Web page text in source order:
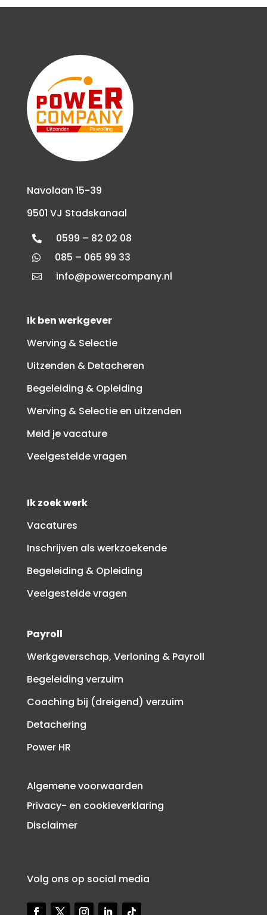
Navolaan 15-39
9501 VJ Stadskanaal
 0599 – 82 02 08
 085 – 065 99 33
 info@powercompany.nl
Ik ben werkgever
Werving & Selectie
Uitzenden & Detacheren
Begeleiding & Opleiding
Werving & Selectie en uitzenden
Meld je vacature
Veelgestelde vragen
Ik zoek werk
Vacatures
Inschrijven als werkzoekende
Begeleiding & Opleiding
Veelgestelde vragen
Payroll
Werkgeverschap, Verloning & Payroll
Begeleiding verzuim
Coaching bij (dreigend) verzuim
Detachering
Power HR
Algemene voorwaarden
Privacy- en cookieverklaring
Disclaimer
Volg ons op social media